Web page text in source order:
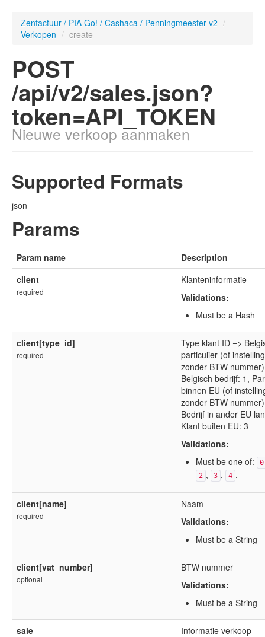
Zenfactuur / PIA Go! / Cashaca / Penningmeester v2 /
Verkopen / create
POST
/api/v2/sales.json?
token=API_TOKEN
Nieuwe verkoop aanmaken
Supported Formats
json
Params
Param name
Description
client
required
Klanteninformatie
Validations:
Must be a Hash
client[type_id]
required
Type klant ID =>
particulier (of instelling
zonder BTW
Belgisch bedrijf: 1,
binnen EU (of
zonder BTW
Bedrijf in ander EU
Klant buiten EU: 3
Validations:
Must be one of:
0
2 , 3 , 4 .
client[name]
required
Naam
Validations:
Must be a String
client[vat_number]
optional
BTW nummer
Validations:
Must be a String
sale
Informatie verkoop